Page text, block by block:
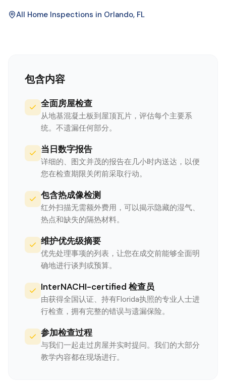
All Home Inspections in Orlando, FL
包含内容
全面房屋检查
从地基混凝土板到屋顶瓦片，评估每个主要系
统。不遗漏任何部分。
当日数字报告
详细的、图文并茂的报告在几小时内送达，以便
您在检查期限关闭前采取行动。
包含热成像检测
红外扫描无需额外费用，可以揭示隐藏的湿气、
热点和缺失的隔热材料。
维护优先级摘要
优先处理事项的列表，让您在成交前能够全面明
确地进行谈判或预算。
InterNACHI-certified 检查员
由获得全国认证、持有Florida执照的专业人士进
行检查，拥有完整的错误与遗漏保险。
参加检查过程
与我们一起走过房屋并实时提问。我们的大部分
教学内容都在现场进行。